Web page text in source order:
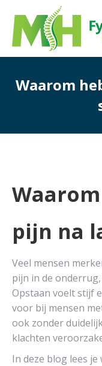
Waarom
pijn na
Veel mensen
pijn in de
Opstaan voelt stijf
voor bij mensen
ook zonder
klachten
In deze blog lees